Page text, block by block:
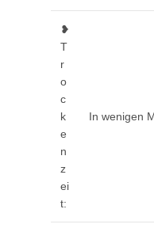
❥
T
r
o
c
k
e
n
z
ei
t:
In wenigen